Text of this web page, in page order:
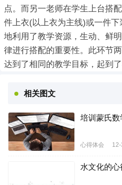
点。而另一老师在学生上台搭
件上衣(以上衣为主线)或一件
地利用了教学资源，生动、鲜
律进行搭配的重要性。此环节
达到了相同的教学目标，起到了
相关图文
培训蒙氏
心得体会
水文化的